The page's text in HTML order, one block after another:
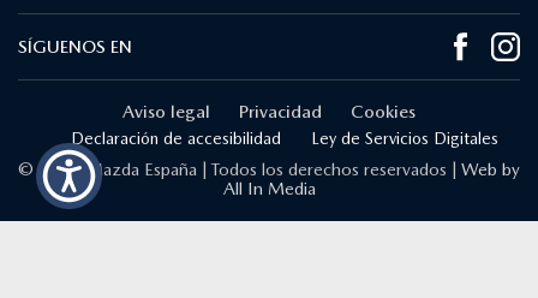
Aviso legal Privacidad Cookies
Declaración de accesibilidad Ley de Servicios Digitales
© 2026 Mazda España | Todos los derechos reservados | Web by
All In Media
SÍGUENOS EN